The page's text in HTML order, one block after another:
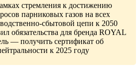
стремления к достижению
парниковых газов на всех
сбытовой цепи к 2050
обязательства для бренда ROYAL
— получить сертификат об
к 2025 году